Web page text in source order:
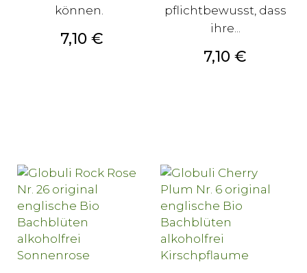
können.
Preis
7,10 €
pflichtbewusst, dass
ihre...
Preis
7,10 €